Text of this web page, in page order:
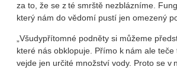
za to, že se z té smrště nezblázníme.
který nám do vědomí pustí jen omezený
„Všudypřítomné podněty si můžeme
které nás obklopuje. Přímo k nám ale
vejde jen určité množství vody. Proto se v